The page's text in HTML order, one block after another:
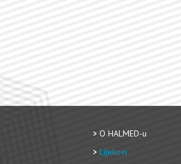
O HALMED-u
Lijekovi